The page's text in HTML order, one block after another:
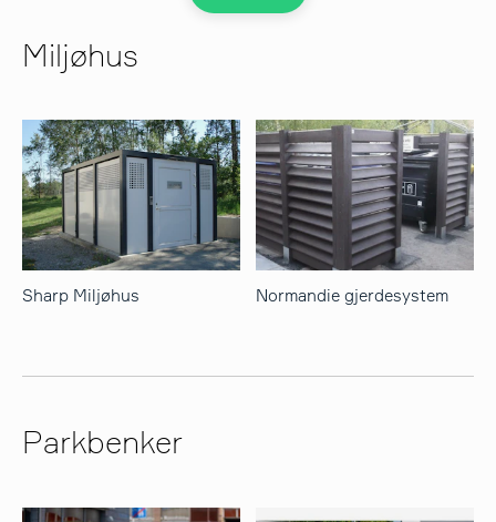
Miljøhus
Sharp Miljøhus Normandie gjerdesystem
Parkbenker